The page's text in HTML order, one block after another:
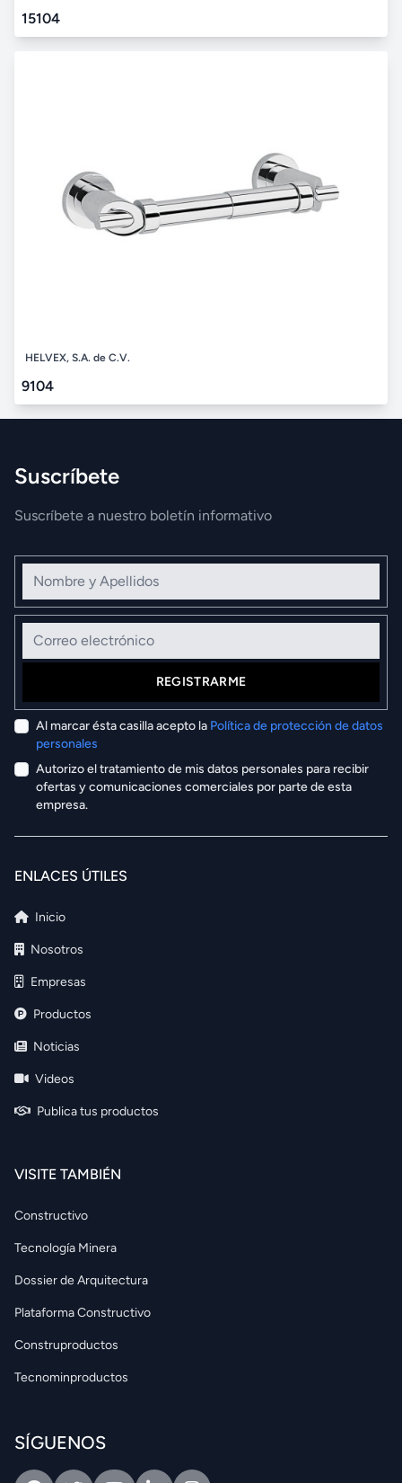
15104
HELVEX, S.A. de C.V.
9104
Suscríbete
Suscríbete a nuestro boletín informativo
Nombre y Apellidos
Correo electrónico
REGISTRARME
Al marcar ésta casilla acepto la Política de protección de datos
personales
Autorizo el tratamiento de mis datos personales para recibir
ofertas y comunicaciones comerciales por parte de esta
empresa.
ENLACES ÚTILES
Inicio
Nosotros
Empresas
Productos
Noticias
Videos
Publica tus productos
VISITE TAMBIÉN
Constructivo
Tecnología Minera
Dossier de Arquitectura
Plataforma Constructivo
Construproductos
Tecnominproductos
SÍGUENOS
FacebookTwitterYoutubeLinkedinIntagram